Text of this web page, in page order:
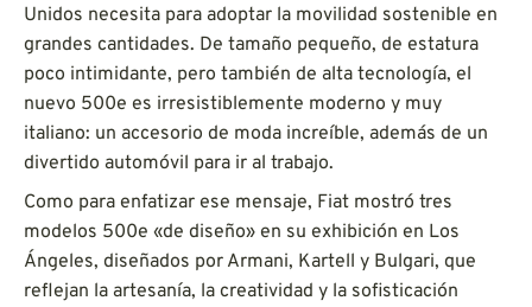
Unidos necesita para adoptar la movilidad sostenible en
grandes cantidades. De tamaño pequeño, de estatura
poco intimidante, pero también de alta tecnología, el
nuevo 500e es irresistiblemente moderno y muy
italiano: un accesorio de moda increíble, además de un
divertido automóvil para ir al trabajo.
Como para enfatizar ese mensaje, Fiat mostró tres
modelos 500e «de diseño» en su exhibición en Los
Ángeles, diseñados por Armani, Kartell y Bulgari, que
reflejan la artesanía, la creatividad y la sofisticación